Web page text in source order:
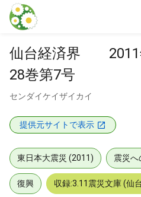
本文に飛ぶ
仙台経済界
28巻第7号
センダイケイザイカイ
提供元サイトで表示
東日本大震災 (2011) 震災へ
復興 収録:3.11震災文庫 (仙